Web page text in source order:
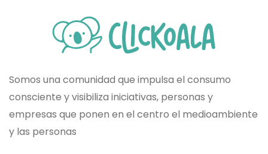
Somos una comunidad que impulsa el consumo
consciente y visibiliza iniciativas, personas y
empresas que ponen en el centro el medioambiente
y las personas